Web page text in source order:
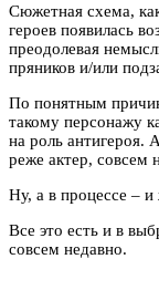
Сюжетная схема,
героев появилась
преодолевая
пряников и/или
По понятным
такому персонажу
на роль антигероя.
реже актер, совсем
Ну, а в процессе –
Все это есть и в
совсем недавно.